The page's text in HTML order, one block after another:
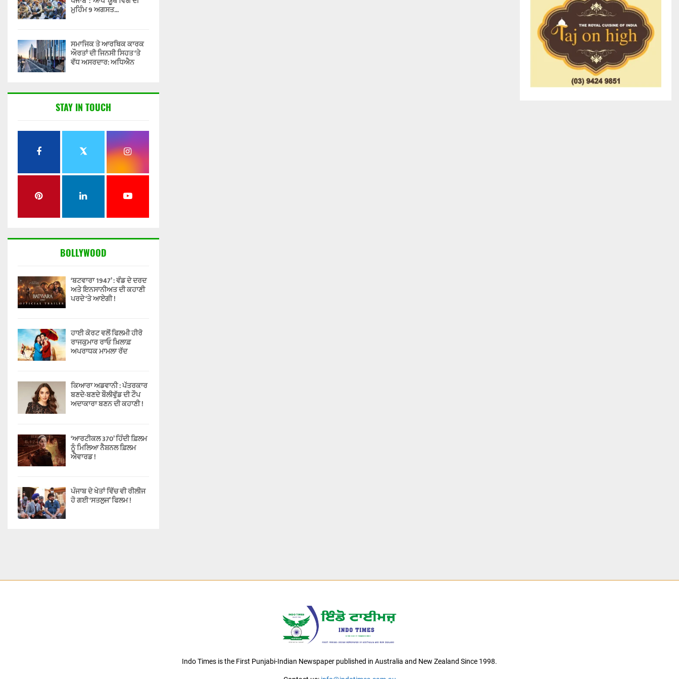
ਮੁਹਿੰਮ 9 ਅਗਸਤ...
ਸਮਾਜਿਕ ਤੇ ਆਰਥਿਕ ਕਾਰਕ
ਔਰਤਾਂ ਦੀ ਜਿਨਸੀ ਸਿਹਤ ‘ਤੇ
ਵੱਧ ਅਸਰਦਾਰ: ਅਧਿਐਨ
STAY IN TOUCH
BOLLYWOOD
‘ਬਟਵਾਰਾ 1947’ : ਵੰਡ ਦੇ ਦਰਦ
ਅਤੇ ਇਨਸਾਨੀਅਤ ਦੀ ਕਹਾਣੀ
ਪਰਦੇ ‘ਤੇ ਆਏਗੀ !
ਹਾਈ ਕੋਰਟ ਵਲੋਂ ਫਿਲਮੀ ਹੀਰੋ
ਰਾਜਕੁਮਾਰ ਰਾਓ ਖ਼ਿਲਾਫ਼
ਅਪਰਾਧਕ ਮਾਮਲਾ ਰੱਦ
ਕਿਆਰਾ ਅਡਵਾਨੀ : ਪੱਤਰਕਾਰ
ਬਣਦੇ-ਬਣਦੇ ਬੌਲੀਵੁੱਡ ਦੀ ਟੌਪ
ਅਦਾਕਾਰਾ ਬਣਨ ਦੀ ਕਹਾਣੀ !
‘ਆਰਟੀਕਲ 370’ ਹਿੰਦੀ ਫ਼ਿਲਮ
ਨੂੰ ਮਿਲਿਆ ਨੈਸ਼ਨਲ ਫ਼ਿਲਮ
ਐਵਾਰਡ !
ਪੰਜਾਬ ਦੇ ਖੇਤਾਂ ਵਿੱਚ ਵੀ ਰੀਲੀਜ
ਹੋ ਗਈ ‘ਸਤਲੁਜ’ ਫਿਲਮ !
Indo Times is the First Punjabi-Indian Newspaper published in Australia and New Zealand Since 1998.